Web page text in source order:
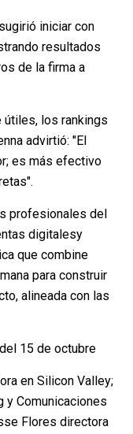
iniciar con
resultados
de la firma a
útiles, los rankings
advirtió: "El
es más efectivo
profesionales del
digitalesy
que combine
para construir
alineada con las
15 de octubre
en Silicon Valley;
y Comunicaciones
Flores directora